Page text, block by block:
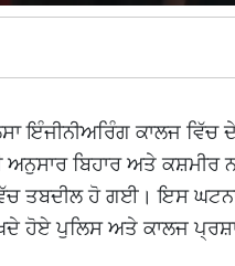
ਇੰਜੀਨੀਅਰਿੰਗ ਕਾਲਜ
ਅਨੁਸਾਰ ਬਿਹਾਰ ਅਤੇ
ਤਬਦੀਲ ਹੋ ਗਈ। ਇਸ ਘਟਨਾ
ਹੋਏ ਪੁਲਿਸ ਅਤੇ ਕਾਲਜ